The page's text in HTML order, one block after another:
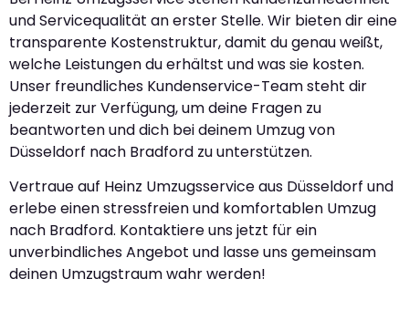
und Servicequalität an erster Stelle. Wir bieten dir eine
transparente Kostenstruktur, damit du genau weißt,
welche Leistungen du erhältst und was sie kosten.
Unser freundliches Kundenservice-Team steht dir
jederzeit zur Verfügung, um deine Fragen zu
beantworten und dich bei deinem Umzug von
Düsseldorf nach Bradford zu unterstützen.
Vertraue auf Heinz Umzugsservice aus Düsseldorf und
erlebe einen stressfreien und komfortablen Umzug
nach Bradford. Kontaktiere uns jetzt für ein
unverbindliches Angebot und lasse uns gemeinsam
deinen Umzugstraum wahr werden!